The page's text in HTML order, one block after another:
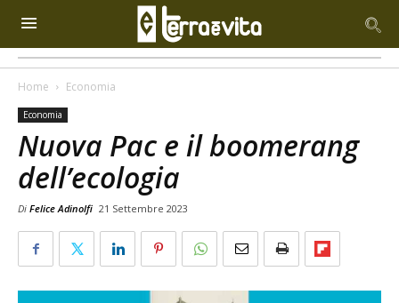
Home Economia
Economia
Nuova Pac e il boomerang
dell’ecologia
Di Felice Adinolfi 21 Settembre 2023